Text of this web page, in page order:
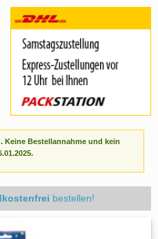
Keine Bestellannahme und kein
bestellen!